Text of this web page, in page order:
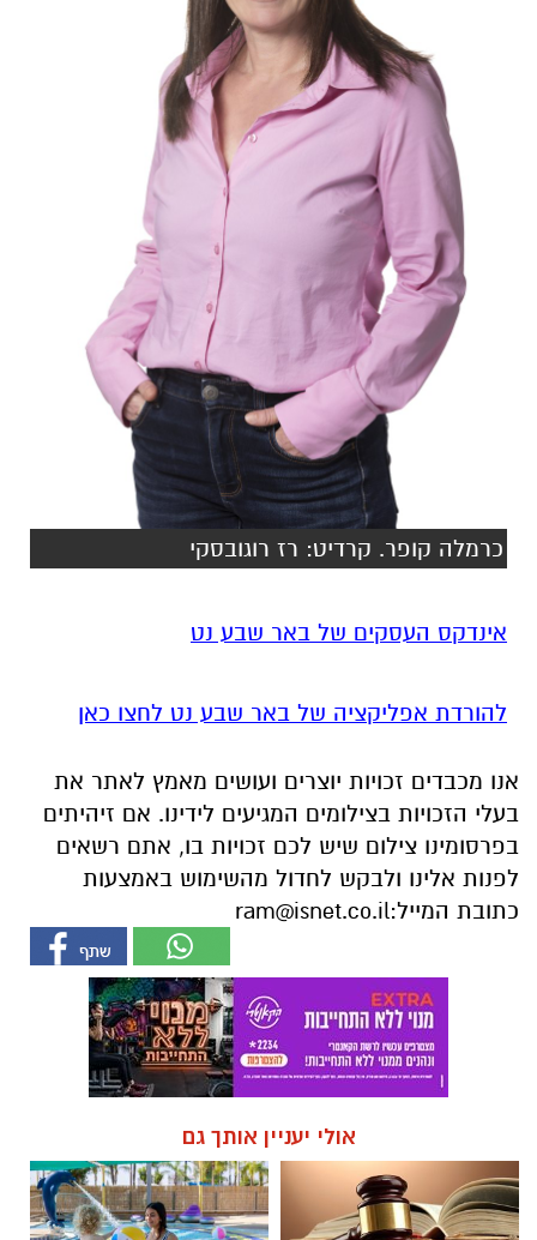
כרמלה קופר. קרדיט: רז רוגובסקי
אינדקס העסקים של באר שבע נט
בפרסומינו צילום שיש לכם זכויות בו, אתם רשאים
כתובת המייל:ram@isnet.co.il
אולי יעניין אותך גם
☎ לחצו כאן לרשימת עורכי דין חוויית הקיץ המושלמת: הכל
חודשיים + חודש מתנה (כולל
החגים!)
חדשות